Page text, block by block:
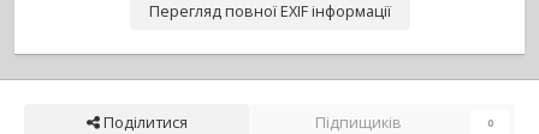
Перегляд повної EXIF інформації
Поділитися Підпищиків 0